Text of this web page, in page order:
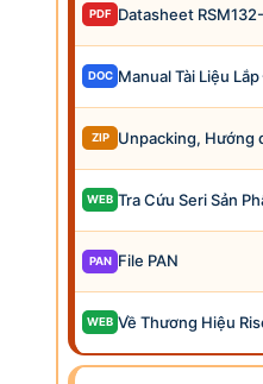
PDF Datasheet
DOC Manual Tài Liệu
ZIP Unpacking, Hướng
WEB Tra Cứu Seri Sản
PAN File PAN
WEB Về Thương Hiệu